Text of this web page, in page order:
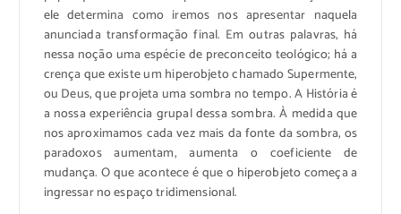
ele determina como iremos nos apresentar naquela
anunciada transformação final. Em outras palavras, há
nessa noção uma espécie de preconceito teológico; há a
crença que existe um hiperobjeto chamado Supermente,
ou Deus, que projeta uma sombra no tempo. A História é
a nossa experiência grupal dessa sombra. À medida que
nos aproximamos cada vez mais da fonte da sombra, os
paradoxos aumentam, aumenta o coeficiente de
mudança. O que acontece é que o hiperobjeto começa a
ingressar no espaço tridimensional.